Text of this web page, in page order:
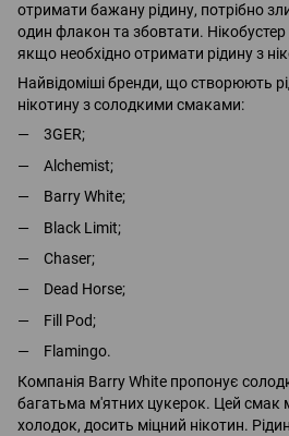
отримати бажану рідину, потрібно
один флакон та збовтати.
якщо необхідно отримати рідину з
Найвідоміші бренди, що створюють
нікотину з солодкими смаками:
3GER;
Alchemist;
Barry White;
Black Limit;
Chaser;
Dead Horse;
Fill Pod;
Flamingo.
Компанія Barry White пропонує
багатьма м'ятних цукерок. Цей смак
холодок, досить міцний нікотин.